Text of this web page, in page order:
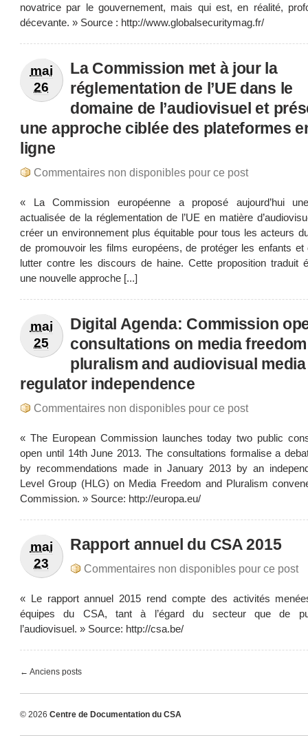
novatrice par le gouvernement, mais qui est, en réalité,
décevante. » Source : http://www.globalsecuritymag.fr/
mai
26
La Commission met à jour la
réglementation de l’UE dans le
domaine de l’audiovisuel et
une approche ciblée des plateformes
ligne
Commentaires non disponibles pour ce post
« La Commission européenne a proposé aujourd’hui
actualisée de la réglementation de l’UE en matière
créer un environnement plus équitable pour tous les acteurs
de promouvoir les films européens, de protéger les enfants et
lutter contre les discours de haine. Cette proposition traduit
une nouvelle approche [...]
mai
25
Digital Agenda: Commission
consultations on media
pluralism and audiovisual media
regulator independence
Commentaires non disponibles pour ce post
« The European Commission launches today two public
open until 14th June 2013. The consultations formalise a
by recommendations made in January 2013 by an
Level Group (HLG) on Media Freedom and Pluralism
Commission. » Source: http://europa.eu/
mai
23
Rapport annuel du CSA 2015
Commentaires non disponibles pour ce post
« Le rapport annuel 2015 rend compte des activités
équipes du CSA, tant à l’égard du secteur que de
l’audiovisuel. » Source: http://csa.be/
← Anciens posts
© 2026 Centre de Documentation du CSA